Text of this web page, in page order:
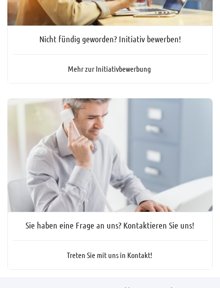
Nicht fündig geworden? Initiativ bewerben!
Mehr zur Initiativbewerbung
Sie haben eine Frage an uns? Kontaktieren Sie uns!
Treten Sie mit uns in Kontakt!